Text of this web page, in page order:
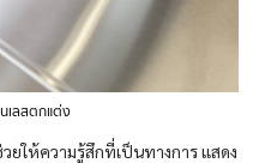
เลสตกแต่ง
ยให้ความรู้สึกที่เป็นทางการ แสดง